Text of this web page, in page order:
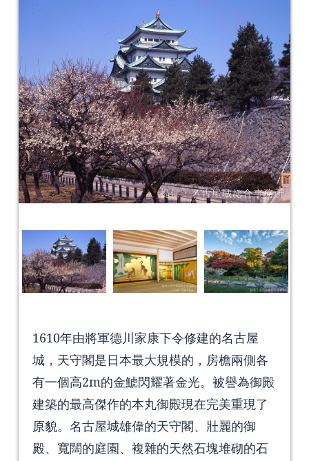
1610年由將軍德川家康下令修建的名古屋
城，天守閣是日本最大規模的，房檐兩側各
有一個高2m的金鯱閃耀著金光。被譽為御殿
建築的最高傑作的本丸御殿現在完美重現了
原貌。名古屋城雄偉的天守閣、壯麗的御
殿、寬闊的庭園、複雜的天然石塊堆砌的石